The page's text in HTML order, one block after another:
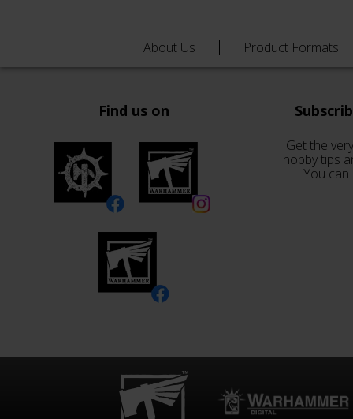
About Us Product Formats
Find us on
Get the
hobby tips
You